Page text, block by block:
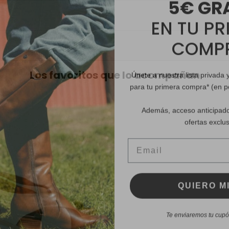
Los favoritos que lo acompañan
EN TU
para tu primera compra* (en
ofertas
QUIERO